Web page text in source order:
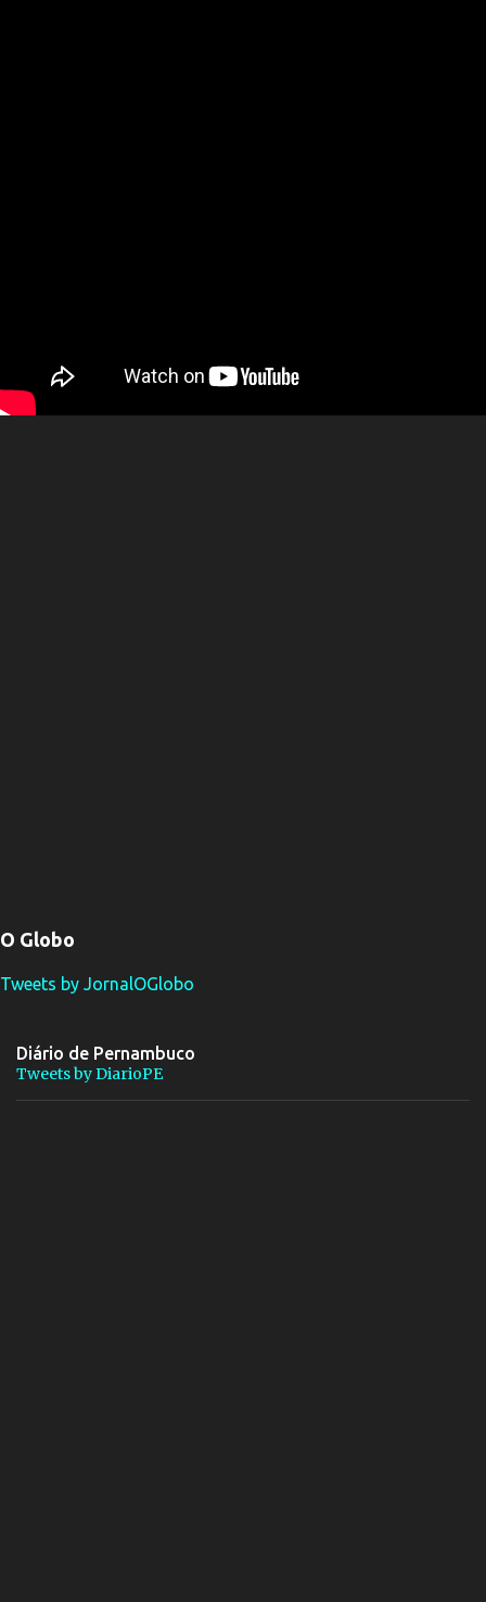
O Globo
Tweets by JornalOGlobo
Diário de Pernambuco
Tweets by DiarioPE